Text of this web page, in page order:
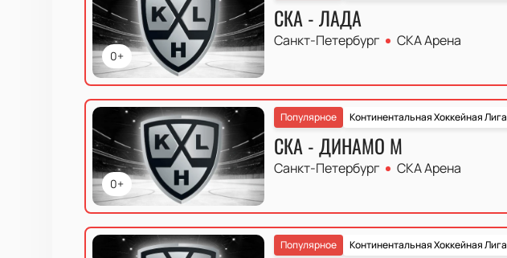
0+
СКА - ЛАДА
Санкт-Петербург СКА Арена
0+
Континентальная Хоккейная Лига
Популярное
СКА - ДИНАМО М
Санкт-Петербург СКА Арена
Континентальная Хоккейная Лига
Популярное